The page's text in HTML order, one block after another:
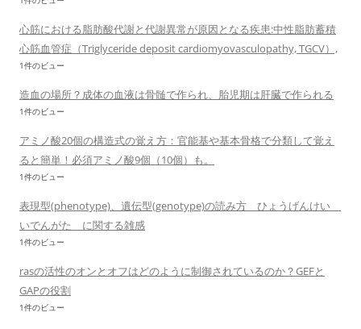
心筋における脂肪酸代謝と代謝異常が原因となる疾患:中性脂肪蓄積
心筋血管症（Triglyceride deposit cardiomyovasculopathy, TGCV）,
1件のビュー
造血の場所？成体の血液は骨髄で作られ、胎児期は肝臓で作られる
1件のビュー
アミノ酸20個の構造式の覚え方：官能基や基本骨格で分類して覚え
ると簡単！必須アミノ酸9個（10個）も。
1件のビュー
表現型(phenotype)、遺伝型(genotype)の読み方 ひょうげんけい
いでんがた に関する雑感
1件のビュー
rasの活性のオンとオフはどのように制御されているのか？GEFと
GAPの役割
1件のビュー